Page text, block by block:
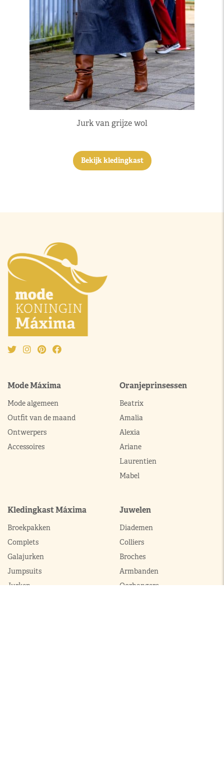
Jurk van grijze wol
Bekijk kledingkast
Mode Máxima
Mode algemeen
Outfit van de maand
Ontwerpers
Accessoires
Oranjeprinsessen
Beatrix
Amalia
Alexia
Ariane
Laurentien
Mabel
Kledingkast Máxima
Broekpakken
Complets
Galajurken
Jumpsuits
Jurken
Juwelen
Diademen
Colliers
Broches
Armbanden
Oorhangers